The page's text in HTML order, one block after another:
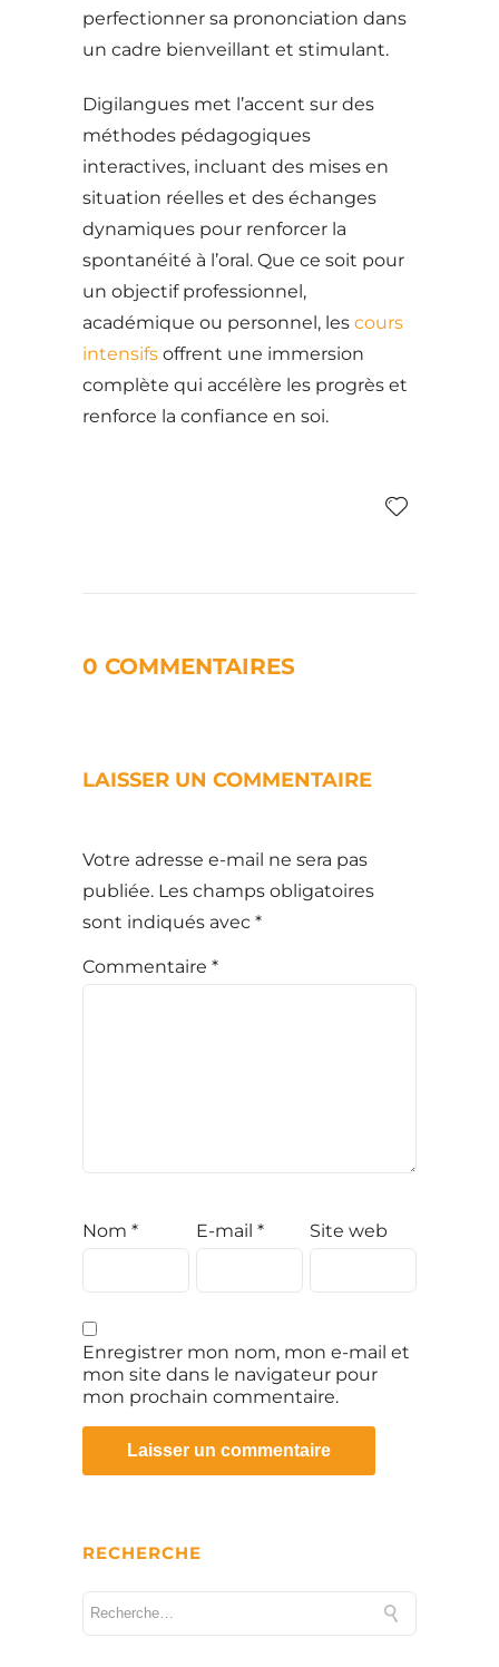
perfectionner sa prononciation dans
un cadre bienveillant et stimulant.
Digilangues met l’accent sur des
méthodes pédagogiques
interactives, incluant des mises en
situation réelles et des échanges
dynamiques pour renforcer la
spontanéité à l’oral. Que ce soit pour
un objectif professionnel,
académique ou personnel, les cours
intensifs offrent une immersion
complète qui accélère les progrès et
renforce la confiance en soi.
0 COMMENTAIRES
LAISSER UN COMMENTAIRE
Votre adresse e-mail ne sera pas
publiée. Les champs obligatoires
sont indiqués avec *
Commentaire *
Nom * E-mail * Site web
Enregistrer mon nom, mon e-mail et
mon site dans le navigateur pour
mon prochain commentaire.
RECHERCHE